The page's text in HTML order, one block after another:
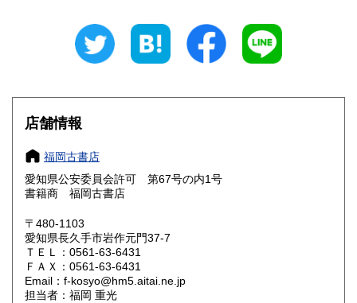
600円 三重県
大阪府
奈良県
鳥取県 600円 島根県
岡山県
山口県 600円
香川県
店舗情報
福岡古書店
愛知県公安委員会許可 第67号の内1号
書籍商 福岡古書店
〒480-1103
愛知県長久手市岩作元門37-7
ＴＥＬ：0561-63-6431
ＦＡＸ：0561-63-6431
Email：f-kosyo@hm5.aitai.ne.jp
担当者：福岡 重光